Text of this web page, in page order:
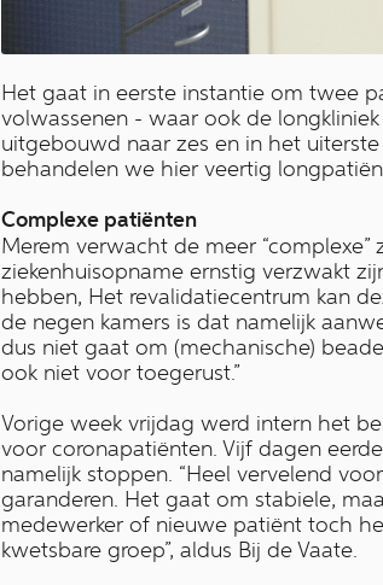
Het gaat in eerste instantie om twee
volwassenen - waar ook de
uitgebouwd naar zes en in het
behandelen we hier veertig
Complexe patiënten
Merem verwacht de meer
ziekenhuisopname ernstig verzwakt
hebben, Het revalidatiecentrum kan
de negen kamers is dat namelijk
dus niet gaat om (mechanische)
ook niet voor toegerust.”
Vorige week vrijdag werd intern het
voor coronapatiënten. Vijf dagen
namelijk stoppen. “Heel vervelend
garanderen. Het gaat om stabiele,
medewerker of nieuwe patiënt toch
kwetsbare groep”, aldus Bij de Vaate.